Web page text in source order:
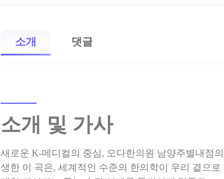
소개 댓글
소개 및 가사
새로운 K-메디컬의 중심, 오다한의원 남양주별내점
생한 이 곡은, 세계적인 수준의 한의학이 우리 곁으